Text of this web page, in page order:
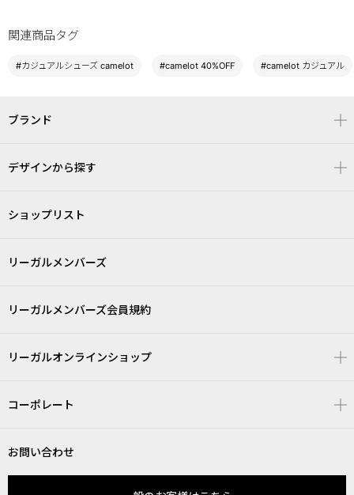
関連商品タグ
#カジュアルシューズ camelot #camelot 40%OFF #camelot カジュアル
ブランド
デザインから探す
ショップリスト
リーガルメンバーズ
リーガルメンバーズ会員規約
リーガルオンラインショップ
コーポレート
お問い合わせ